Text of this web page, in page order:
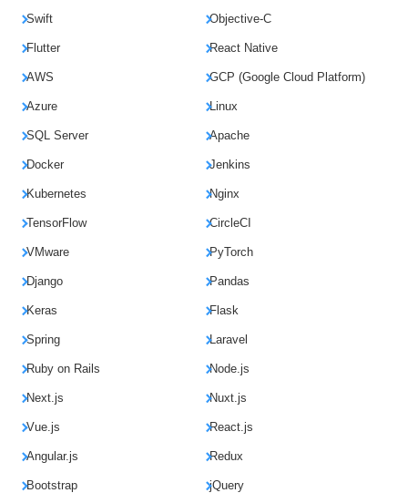
Swift Objective-C
Flutter React Native
AWS GCP (Google Cloud Platform)
Azure Linux
SQL Server Apache
Docker Jenkins
Kubernetes Nginx
TensorFlow CircleCI
VMware PyTorch
Django Pandas
Keras Flask
Spring Laravel
Ruby on Rails Node.js
Next.js Nuxt.js
Vue.js React.js
Angular.js Redux
Bootstrap jQuery